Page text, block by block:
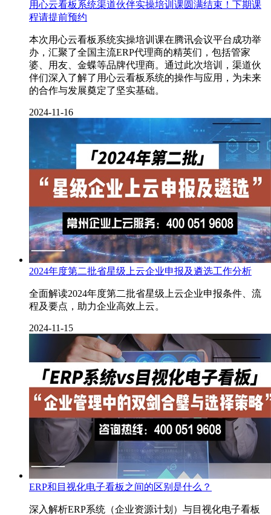
用心云看板系统渠道伙伴实操培训课圆满结束！下期课
程请提前预约
本次用心云看板系统实操培训课在腾讯会议平台成功举
办，汇聚了全国主流ERP代理商的精英们，包括管家
婆、用友、金蝶等品牌代理商。通过此次培训，渠道伙
伴们深入了解了用心云看板系统的操作与应用，为未来
的合作与发展奠定了坚实基础。
2024-11-16
2024年度第二批省星级上云企业申报及遴选工作分析
全面解读2024年度第二批省星级上云企业申报条件、流
程及要点，助力企业高效上云。
2024-11-15
ERP和目视化电子看板之间的区别是什么？
深入解析ERP系统（企业资源计划）与目视化电子看板